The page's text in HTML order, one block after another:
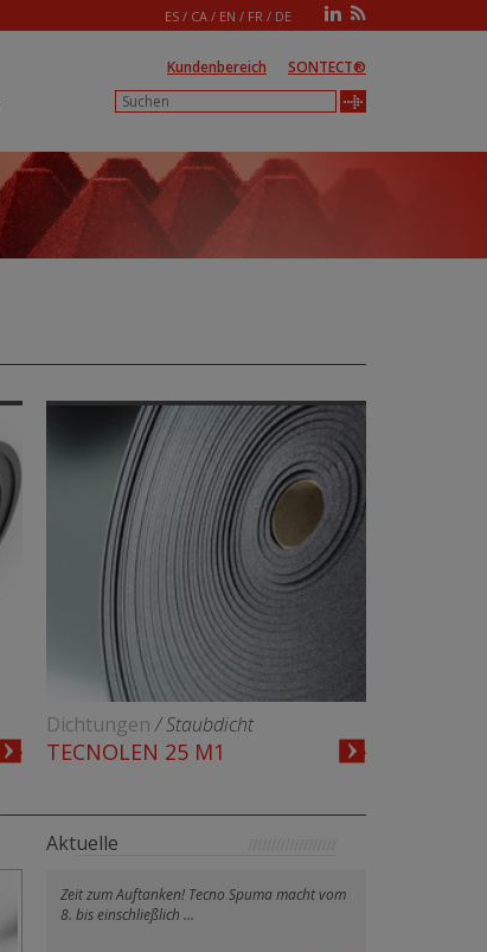
ES / CA / EN / FR / DE
Kundenbereich SONTECT®
Dichtungen/ Staubdicht
TECNOLEN 25 M1
Aktuelle
Zeit zum Auftanken! Tecno Spuma macht vom
8. bis einschließlich ...